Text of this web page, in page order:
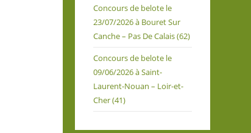
Concours de belote le
23/07/2026 à Bouret Sur
Canche – Pas De Calais (62)
Concours de belote le
09/06/2026 à Saint-
Laurent-Nouan – Loir-et-
Cher (41)